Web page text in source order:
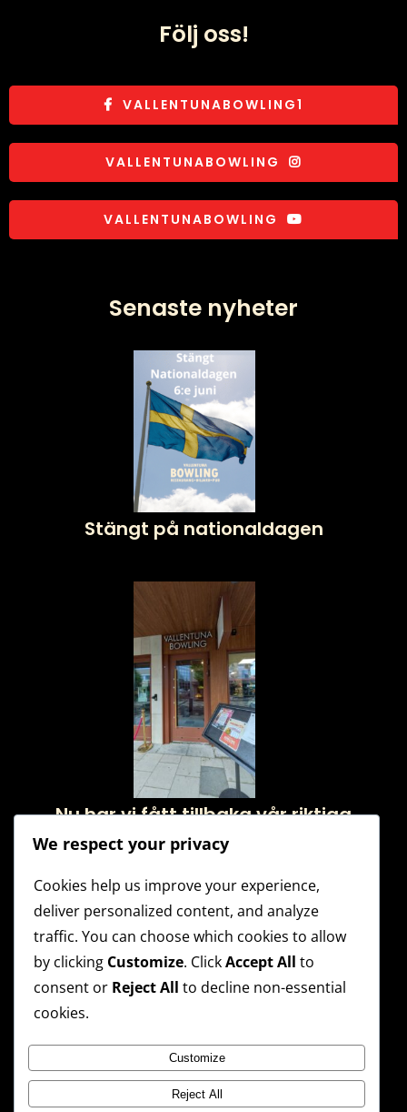
Följ oss!
VALLENTUNABOWLING1
VALLENTUNABOWLING
VALLENTUNABOWLING
Senaste nyheter
Stängt på nationaldagen
Nu har vi fått tillbaka vår riktiga
ingång!
Husligan höst 2026 – Startar 26:e
We respect your privacy
Cookies help us improve your experience,
deliver personalized content, and analyze
traffic. You can choose which cookies to allow
by clicking Customize. ClickAccept All to
consent or Reject All to decline non-essential
cookies.
Customize
Reject All